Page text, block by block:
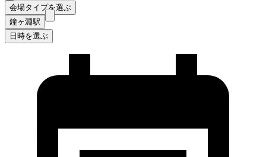
会場タイプを選ぶ
鐘ヶ淵駅
日時を選ぶ